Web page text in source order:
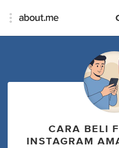
CARA BELI
INSTAGRAM